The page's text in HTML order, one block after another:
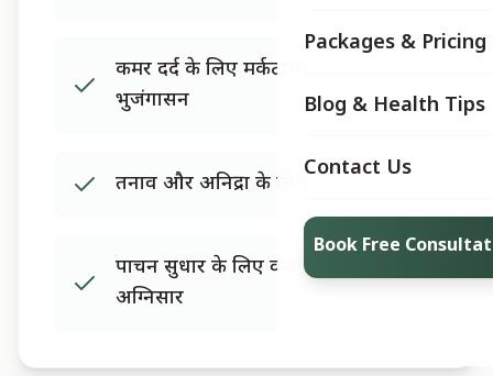
Packages & Pricing
Blog & Health Tips
Contact Us
Book Free
कमर दर्द के लिए मर्कटासन और
भुजंगासन
तनाव और अनिद्रा के लिए योग निद्रा
पाचन सुधार के लिए वज्रासन और
अग्निसार